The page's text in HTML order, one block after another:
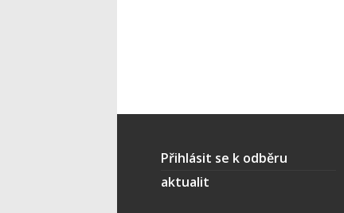
Přihlásit se k odběru
aktualit